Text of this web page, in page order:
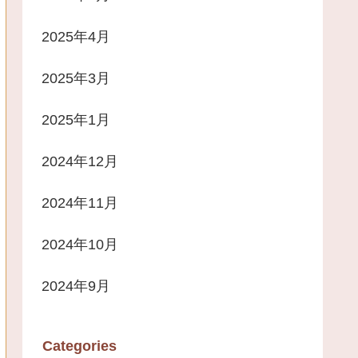
2025年4月
2025年3月
2025年1月
2024年12月
2024年11月
2024年10月
2024年9月
Categories